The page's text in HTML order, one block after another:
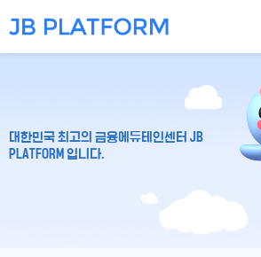
대한민국 최고의 금융에듀테인센터 JB
PLATFORM 입니다.